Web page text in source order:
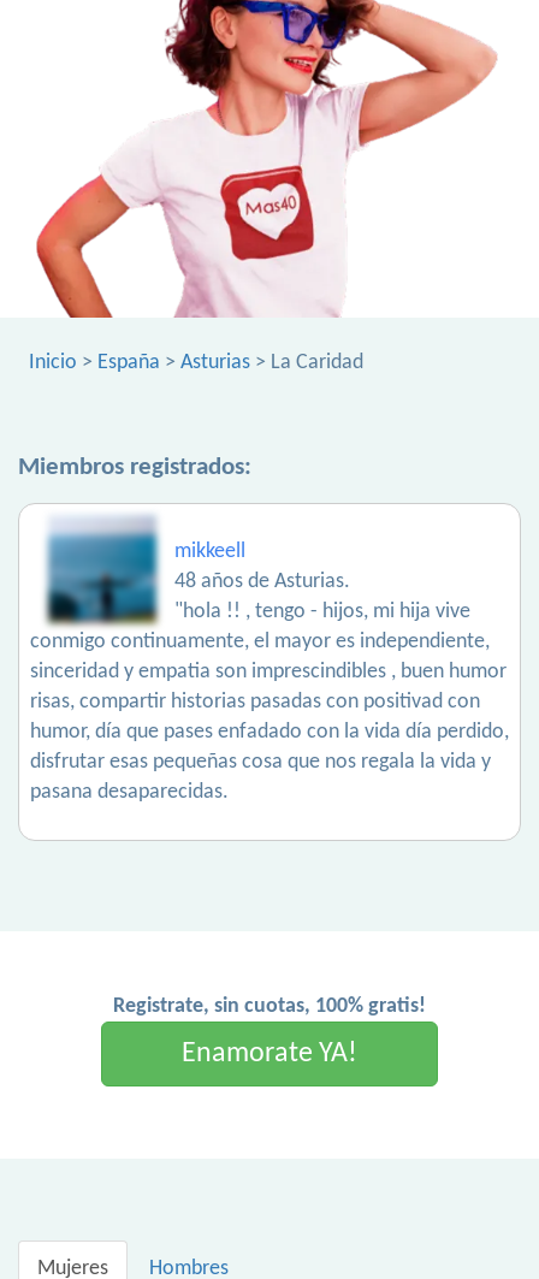
Inicio > España > Asturias > La Caridad
Miembros registrados:
mikkeell
48 años de Asturias.
"hola !! , tengo - hijos, mi hija vive
conmigo continuamente, el mayor es independiente,
sinceridad y empatia son imprescindibles , buen humor
risas, compartir historias pasadas con positivad con
humor, día que pases enfadado con la vida día perdido,
disfrutar esas pequeñas cosa que nos regala la vida y
pasana desaparecidas.
Registrate, sin cuotas, 100% gratis!
Enamorate YA!
Mujeres Hombres